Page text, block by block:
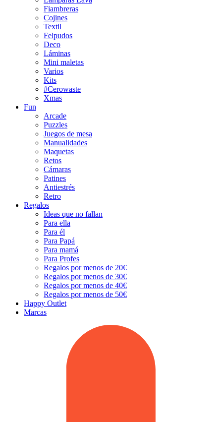
Fiambreras
Cojines
Textil
Felpudos
Deco
Láminas
Mini maletas
Varios
Kits
#Cerowaste
Xmas
Fun
Arcade
Puzzles
Juegos de mesa
Manualidades
Maquetas
Retos
Cámaras
Patines
Antiestrés
Retro
Regalos
Ideas que no fallan
Para ella
Para él
Para Papá
Para mamá
Para Profes
Regalos por menos de 20€
Regalos por menos de 30€
Regalos por menos de 40€
Regalos por menos de 50€
Happy Outlet
Marcas